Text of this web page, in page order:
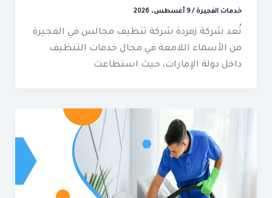
خدمات الفجيرة /9 أغسطس، 2026
تُعد شركة زمردة شركة تنظيف مجالس في الفجيرة
من الأسماء اللامعة في مجال خدمات التنظيف
داخل دولة الإمارات، حيث استطاعت